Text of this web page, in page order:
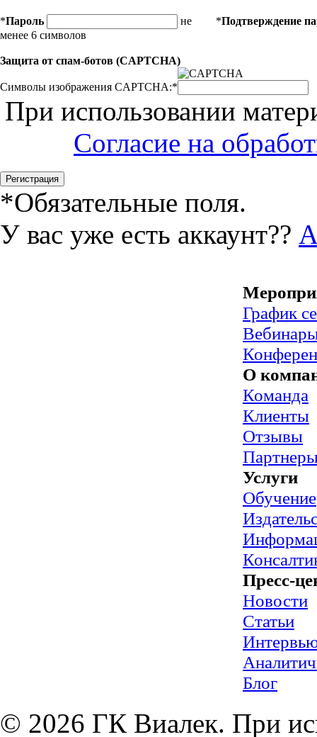
*Пароль
не
менее 6 символов
*Подтверждение
Защита от спам-ботов (CAPTCHA)
Символы изображения CAPTCHA:*
При использовании
Согласие на
*Обязательные поля.
У вас уже есть аккаунт??
График
О
Команда
Клиенты
Отзывы
Услуги
Обучение
Пресс-
Новости
Статьи
Блог
© 2026 ГК Виалек. При